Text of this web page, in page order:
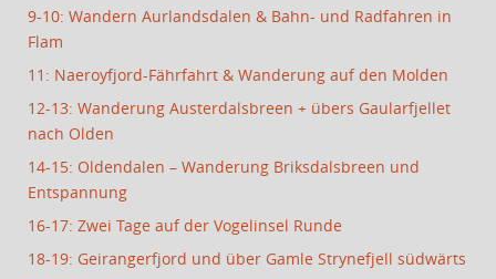
9-10: Wandern Aurlandsdalen & Bahn- und Radfahren in
Flam
11: Naeroyfjord-Fährfahrt & Wanderung auf den Molden
12-13: Wanderung Austerdalsbreen + übers Gaularfjellet
nach Olden
14-15: Oldendalen – Wanderung Briksdalsbreen und
Entspannung
16-17: Zwei Tage auf der Vogelinsel Runde
18-19: Geirangerfjord und über Gamle Strynefjell südwärts